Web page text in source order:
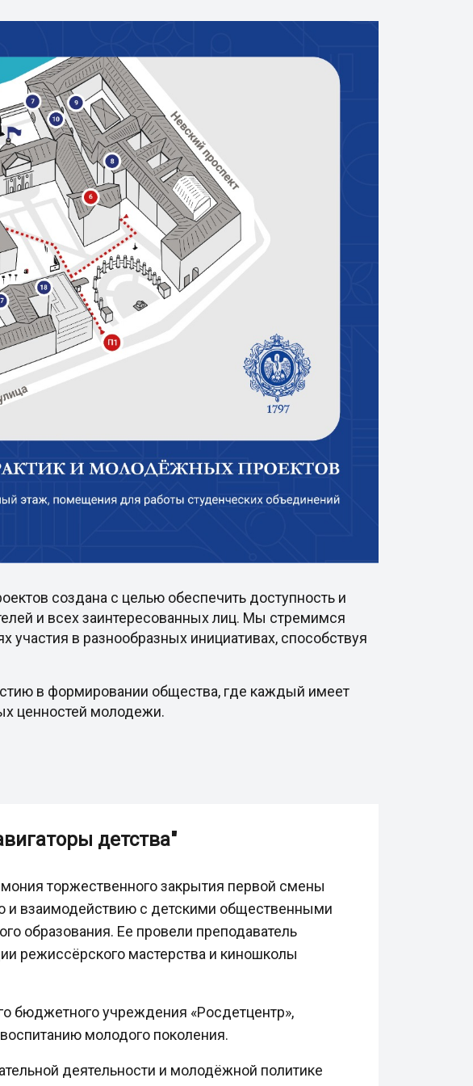
создана с целью обеспечить доступность и
и всех заинтересованных лиц. Мы стремимся
в разнообразных инициативах, способствуя
в формировании общества, где каждый имеет
ценностей молодежи.
детства"
торжественного закрытия первой смены
и взаимодействию с детскими общественными
образования. Ее провели преподаватель
режиссёрского мастерства и киношколы
бюджетного учреждения «Росдетцентр»,
молодого поколения.
деятельности и молодёжной политике